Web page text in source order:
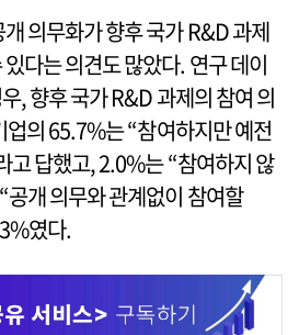
의무화가 향후 국가 R&D 과제
다는 의견도 많았다. 연구 데이
, 향후 국가 R&D 과제의 참여 의
업의 65.7%는 “참여하지만 예전
고 답했고, 2.0%는 “참여하지 않
공개 의무와 관계없이 참여할
였다.